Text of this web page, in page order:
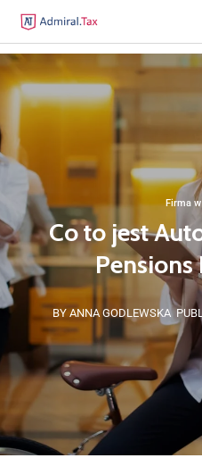
Firma
Co to jest
Pensions
BY ANNA GODLEWSKA